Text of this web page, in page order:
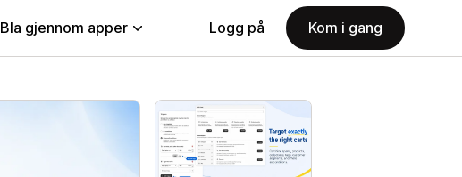
Bla gjennom apper Logg på Kom i gang